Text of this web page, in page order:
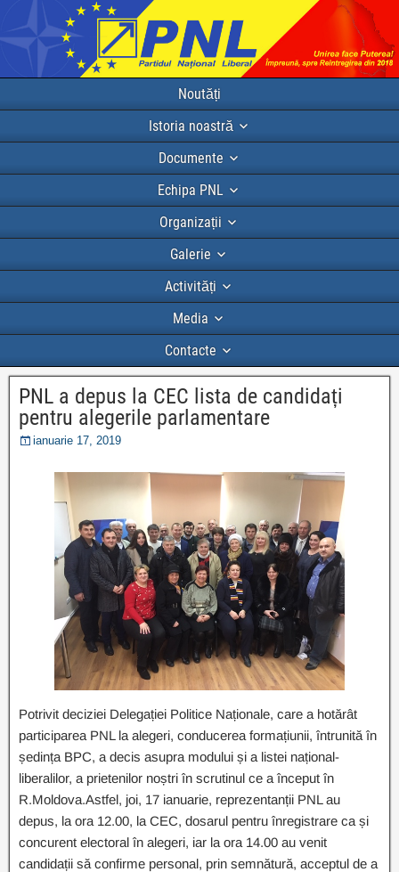
Noutăți
Istoria noastră
Documente
Echipa PNL
Organizații
Galerie
Activități
Media
Contacte
PNL a depus la CEC lista de candidați
pentru alegerile parlamentare
ianuarie 17, 2019
Potrivit deciziei Delegației Politice Naționale, care a hotărât
participarea PNL la alegeri, conducerea formațiunii, întrunită în
ședința BPC, a decis asupra modului și a listei național-
liberalilor, a prietenilor noștri în scrutinul ce a început în
R.Moldova.Astfel, joi, 17 ianuarie, reprezentanții PNL au
depus, la ora 12.00, la CEC, dosarul pentru înregistrare ca și
concurent electoral în alegeri, iar la ora 14.00 au venit
candidații să confirme personal, prin semnătură, acceptul de a